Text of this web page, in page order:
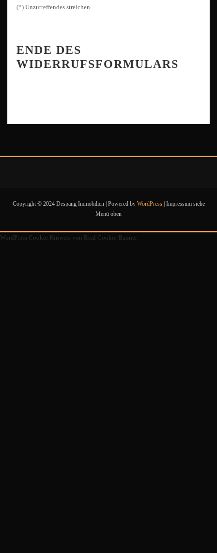
(*) Unzutreffendes streichen.
ENDE DES
WIDERRUFSFORMULARS
Copyright © 2024 Despang Immobilien | Powered by WordPress
Impressum siehe
Menü oben
WordPress Cookie Hinweis von Real Cookie Banner